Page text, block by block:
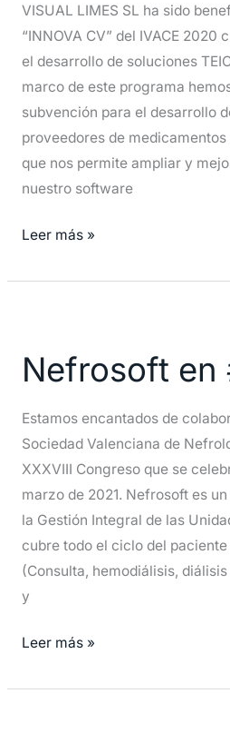
VISUAL LIMES SL ha sido
“INNOVA CV” del IVACE
el desarrollo de soluciones
marco de este programa
subvención para el desarrollo
proveedores de
que nos permite ampliar y
nuestro software
Leer más »
Nefrosoft en
Estamos encantados de
Sociedad Valenciana de
XXXVIII Congreso que se
marzo de 2021. Nefrosoft es
la Gestión Integral de las
cubre todo el ciclo del
(Consulta, hemodiálisis,
y
#SVN21
Leer más »